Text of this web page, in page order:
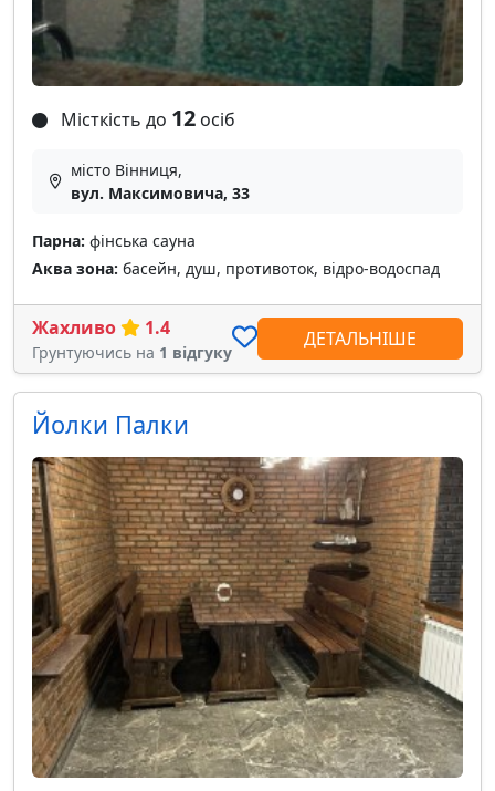
Місткість до 12 осіб
місто Вінниця,
вул. Максимовича, 33
Парна: фінська сауна
Аква зона: басейн, душ, противоток, відро-водоспад
Жахливо 1.4
Грунтуючись на 1 відгуку
ДЕТАЛЬНІШЕ
Йолки Палки